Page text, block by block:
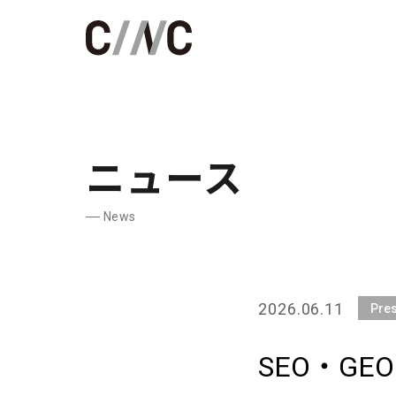
ニュース
News
2026.06.11
SEO・